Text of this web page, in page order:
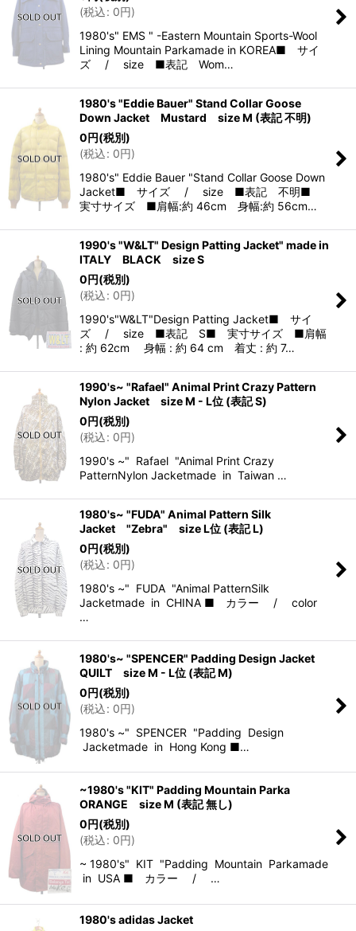
(税込: 0円)
1980's" EMS " -Eastern Mountain Sports-Wool
Lining Mountain Parkamade in KOREA■ サイ
ズ / size ■表記 Wom…
1980's "Eddie Bauer" Stand Collar Goose
Down Jacket Mustard size M (表記 不明)
0円(税別)
(税込: 0円)
1980's" Eddie Bauer "Stand Collar Goose Down
Jacket■ サイズ / size ■表記 不明■
実寸サイズ ■肩幅:約 46cm 身幅:約 56cm…
1990's "W&LT" Design Patting Jacket" made in
ITALY BLACK size S
0円(税別)
(税込: 0円)
1990's"W&LT"Design Patting Jacket■ サイ
ズ / size ■表記 S■ 実寸サイズ ■肩幅
: 約 62cm 身幅 : 約 64 cm 着丈 : 約 7…
1990's~ "Rafael" Animal Print Crazy Pattern
Nylon Jacket size M - L位 (表記 S)
0円(税別)
(税込: 0円)
1990's ~" Rafael "Animal Print Crazy
PatternNylon Jacketmade in Taiwan …
1980's~ "FUDA" Animal Pattern Silk
Jacket "Zebra" size L位 (表記 L)
0円(税別)
(税込: 0円)
1980's ~" FUDA "Animal PatternSilk
Jacketmade in CHINA ■ カラー / color
…
1980's~ "SPENCER" Padding Design Jacket
QUILT size M - L位 (表記 M)
0円(税別)
(税込: 0円)
1980's ~" SPENCER "Padding Design
Jacketmade in Hong Kong ■…
~1980's "KIT" Padding Mountain Parka
ORANGE size M (表記 無し)
0円(税別)
(税込: 0円)
~ 1980's" KIT "Padding Mountain Parkamade
in USA ■ カラー / …
1980's adidas Jacket